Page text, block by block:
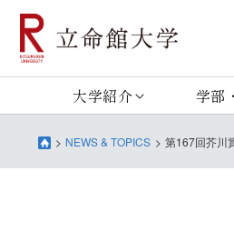
大学紹介 学部
NEWS & TOPICS 第167回芥川